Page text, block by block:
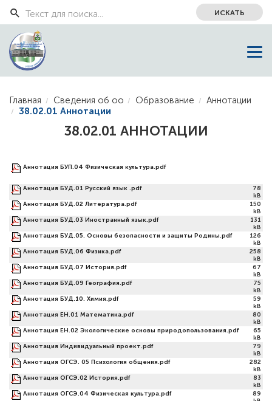
ИСКАТЬ
Главная Сведения об оо Образование
Аннотации
38.02.01 Аннотации
38.02.01 АННОТАЦИИ
Аннотация БУП.04 Физическая культура.pdf
Аннотация БУД.01 Русский язык .pdf
78
kB
Аннотация БУД.02 Литература.pdf
150
kB
Аннотация БУД.03 Иностранный язык.pdf
131
kB
Аннотация БУД.05. Основы безопасности и защиты Родины.pdf
126
kB
Аннотация БУД.06 Физика.pdf
258
kB
Аннотация БУД.07 История.pdf
67
kB
Аннотация БУД.09 География.pdf
75
kB
Аннотация БУД.10. Химия.pdf
59
kB
Аннотация ЕН.01 Математика.pdf
80
kB
Аннотация ЕН.02 Экологические основы природопользования.pdf
65
kB
Аннотация Индивидуальный проект.pdf
79
kB
Аннотация ОГСЭ. 05 Психология общения.pdf
282
kB
Аннотация ОГСЭ.02 История.pdf
83
kB
Аннотация ОГСЭ.04 Физическая культура.pdf
89